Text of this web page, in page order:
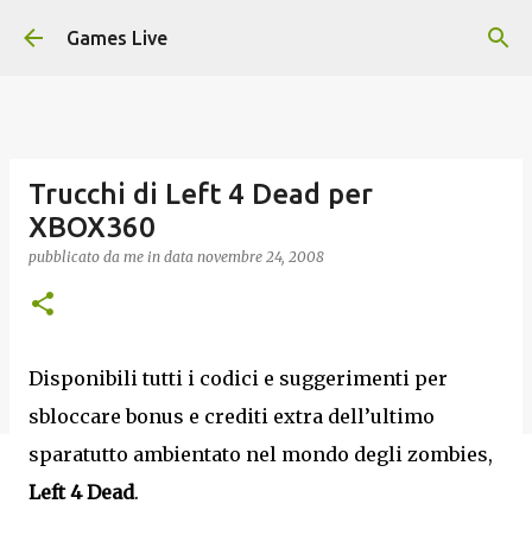
Passa ai contenuti principali
Games Live
Trucchi di Left 4 Dead per
XBOX360
pubblicato da me in data novembre 24, 2008
Disponibili tutti i codici e suggerimenti per
sbloccare bonus e crediti extra dell’ultimo
sparatutto ambientato nel mondo degli zombies,
Left 4 Dead.